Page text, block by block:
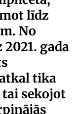
līdz
No
2021. gada
tika
sekojot